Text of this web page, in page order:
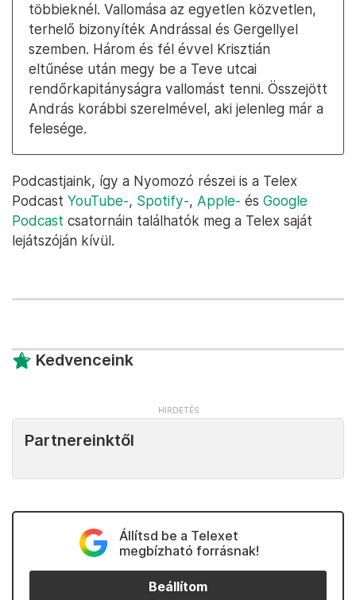
többieknél. Vallomása az egyetlen közvetlen,
terhelő bizonyíték Andrással és Gergellyel
szemben. Három és fél évvel Krisztián
eltűnése után megy be a Teve utcai
rendőrkapitányságra vallomást tenni. Összejött
András korábbi szerelmével, aki jelenleg már a
felesége.
Podcastjaink, így a Nyomozó részei is a Telex
Podcast YouTube-, Spotify-, Apple- és Google
Podcast csatornáin találhatók meg a Telex saját
lejátszóján kívül.
Kedvenceink
Partnereinktől
Állítsd be a Telexet
megbízható forrásnak!
Beállítom